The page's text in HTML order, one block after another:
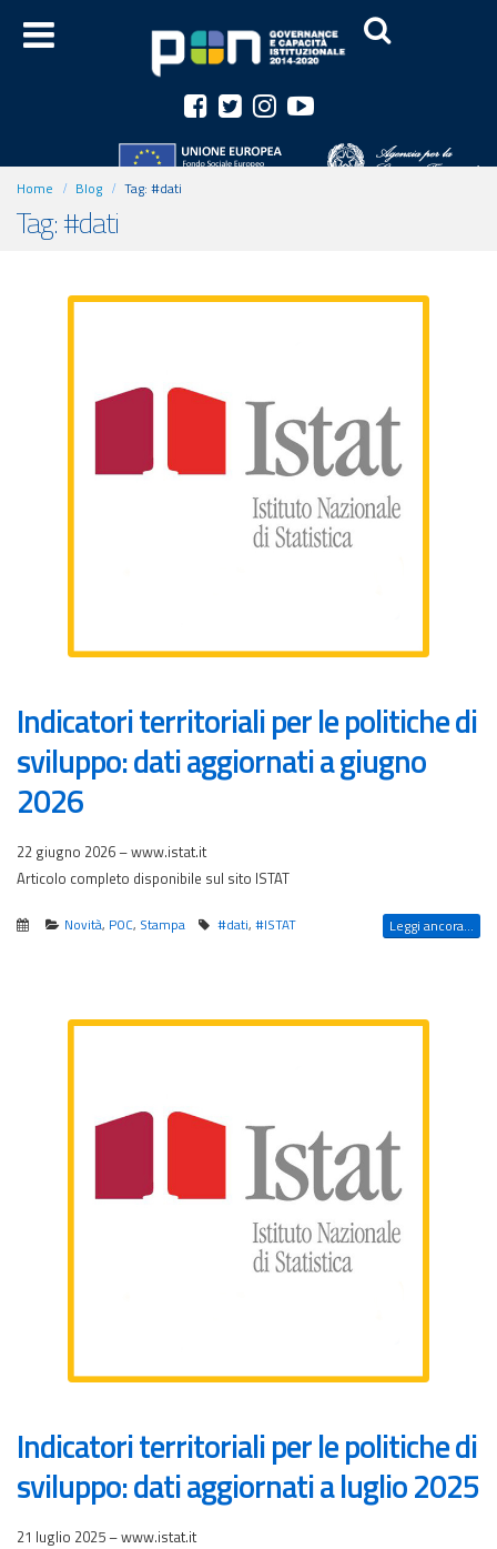
Home Blog Tag: #dati
Tag: #dati
Indicatori territoriali per le politiche di
sviluppo: dati aggiornati a giugno
2026
22 giugno 2026 – www.istat.it
Articolo completo disponibile sul sito ISTAT
Novità, POC, Stampa #dati,#ISTAT Leggi ancora...
Indicatori territoriali per le politiche di
sviluppo: dati aggiornati a luglio 2025
21 luglio 2025 – www.istat.it